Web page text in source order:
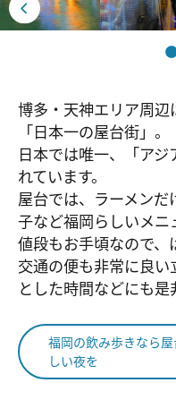
博多・天神エリア周
「日本一の屋台街」。
日本では唯一、「ア
れています。
屋台では、ラーメン
子など福岡らしいメニ
値段もお手頃なので、
交通の便も非常に良
とした時間などにも是
福岡の飲み歩きなら
しい夜を